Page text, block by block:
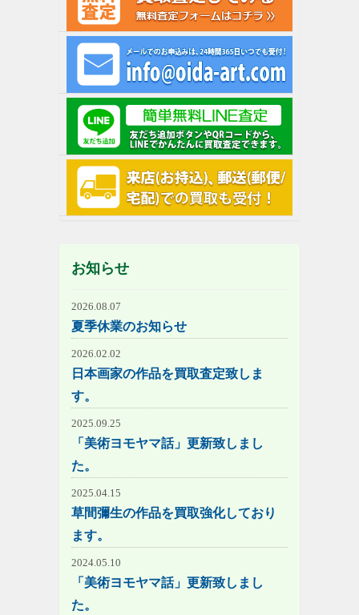
お知らせ
2026.08.07
夏季休業のお知らせ
2026.02.02
日本画家の作品を買取査定致しま
す。
2025.09.25
「美術ヨモヤマ話」更新致しまし
た。
2025.04.15
草間彌生の作品を買取強化しており
ます。
2024.05.10
「美術ヨモヤマ話」更新致しまし
た。